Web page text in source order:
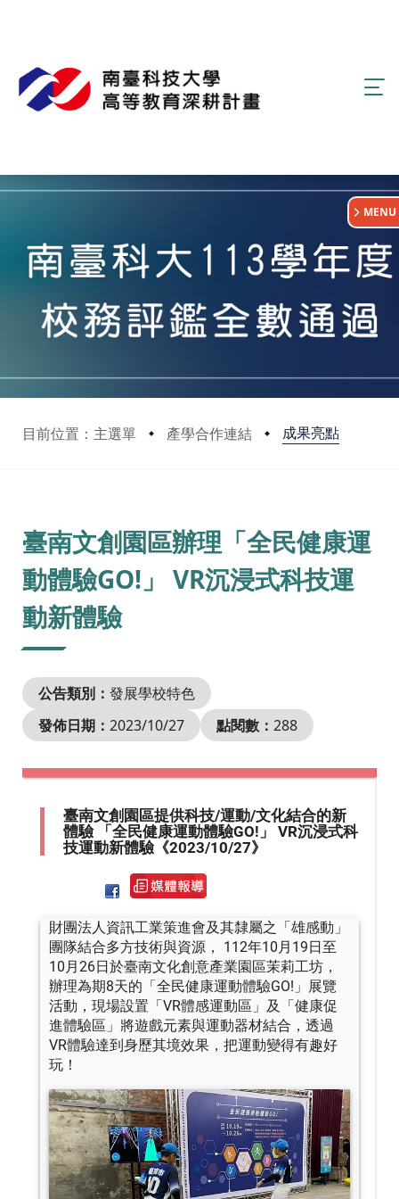
目前位置：主選單 產學合作連結 成果亮點
:::
MENU
臺南文創園區辦理「全民健康運
動體驗GO!」 VR沉浸式科技運
動新體驗
公告類別： 發展學校特色
發佈日期： 2023/10/27 點閱數： 288